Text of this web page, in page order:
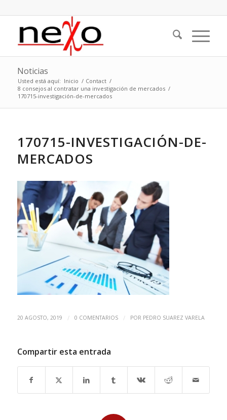
Noticias
Usted está aquí: Inicio / Contact /
8 consejos al contratar una investigación de mercados /
170715-investigación-de-mercados
170715-INVESTIGACIÓN-DE-
MERCADOS
20 AGOSTO, 2019 / 0 COMENTARIOS / POR PEDRO SUAREZ VARELA
Compartir esta entrada